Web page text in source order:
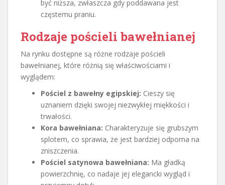
być niższa, zwłaszcza gdy poddawana jest
częstemu praniu.
Rodzaje pościeli bawełnianej
Na rynku dostępne są różne rodzaje pościeli
bawełnianej, które różnią się właściwościami i
wyglądem:
Pościel z bawełny egipskiej: Cieszy się
uznaniem dzięki swojej niezwykłej miękkości i
trwałości.
Kora bawełniana: Charakteryzuje się grubszym
splotem, co sprawia, że jest bardziej odporna na
zniszczenia.
Pościel satynowa bawełniana: Ma gładką
powierzchnię, co nadaje jej elegancki wygląd i